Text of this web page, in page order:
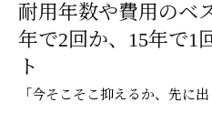
耐用年数や費用のベ
年で2回か、15年で1
ト
「今そこそこ抑えるか、先に